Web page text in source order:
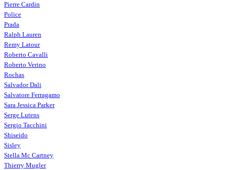
Pierre Cardin
Police
Prada
Ralph Lauren
Remy Latour
Roberto Cavalli
Roberto Verino
Rochas
Salvador Dali
Salvatore Ferragamo
Sara Jessica Parker
Serge Lutens
Sergio Tacchini
Shiseido
Sisley
Stella Mc Cartney
Thierry Mugler